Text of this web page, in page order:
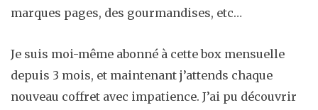
marques pages, des gourmandises, etc…
Je suis moi-même abonné à cette box mensuelle
depuis 3 mois, et maintenant j’attends chaque
nouveau coffret avec impatience. J’ai pu découvrir